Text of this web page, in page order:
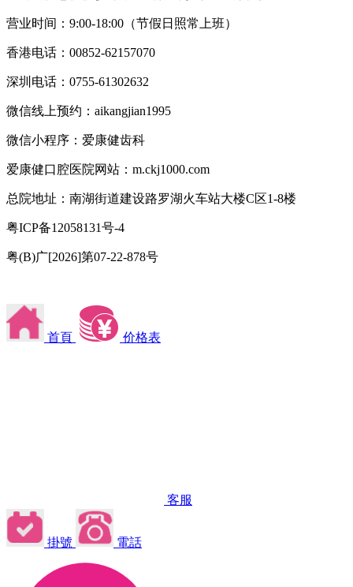
营业时间：9:00-18:00（节假日照常上班）
香港电话：00852-62157070
深圳电话：0755-61302632
微信线上预约：aikangjian1995
微信小程序：爱康健齿科
爱康健口腔医院网站：m.ckj1000.com
总院地址：南湖街道建设路罗湖火车站大楼C区1-8楼
粤ICP备12058131号-4
粤(B)广[2026]第07-22-878号
首頁 价格表
客服
掛號 電話